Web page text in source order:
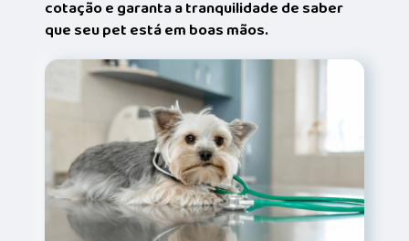
cotação e garanta a tranquilidade de saber
que seu pet está em boas mãos.